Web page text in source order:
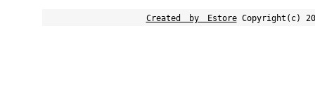
Created by EstoreCopyright(c)